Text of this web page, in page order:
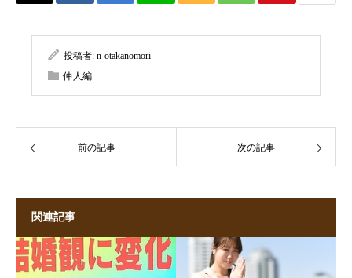
投稿者: n-otakanomori
仲人編
前の記事 次の記事
関連記事